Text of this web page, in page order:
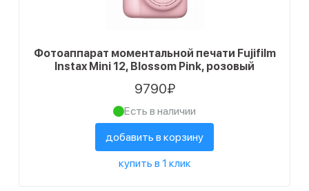
Фотоаппарат моментальной печати Fujifilm
Instax Mini 12, Blossom Pink, розовый
9790₽
Есть в наличии
добавить в корзину
купить в 1 клик